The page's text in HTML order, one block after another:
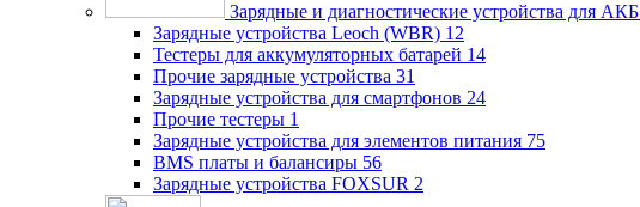
Зарядные и диагностические устройства для АКБ
Зарядные устройства Leoch (WBR) 12
Тестеры для аккумуляторных батарей 14
Прочие зарядные устройства 31
Зарядные устройства для смартфонов 24
Прочие тестеры 1
Зарядные устройства для элементов питания 75
BMS платы и балансиры 56
Зарядные устройства FOXSUR 2